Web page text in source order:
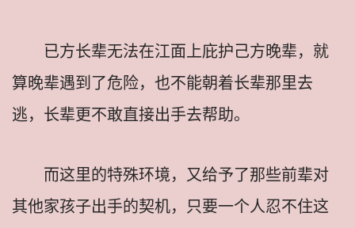
已方长辈无法在江面上庇护己方晚辈，就
算晚辈遇到了危险，也不能朝着长辈那里去
逃，长辈更不敢直接出手去帮助。
而这里的特殊环境，又给予了那些前辈对
其他家孩子出手的契机，只要一个人忍不住这